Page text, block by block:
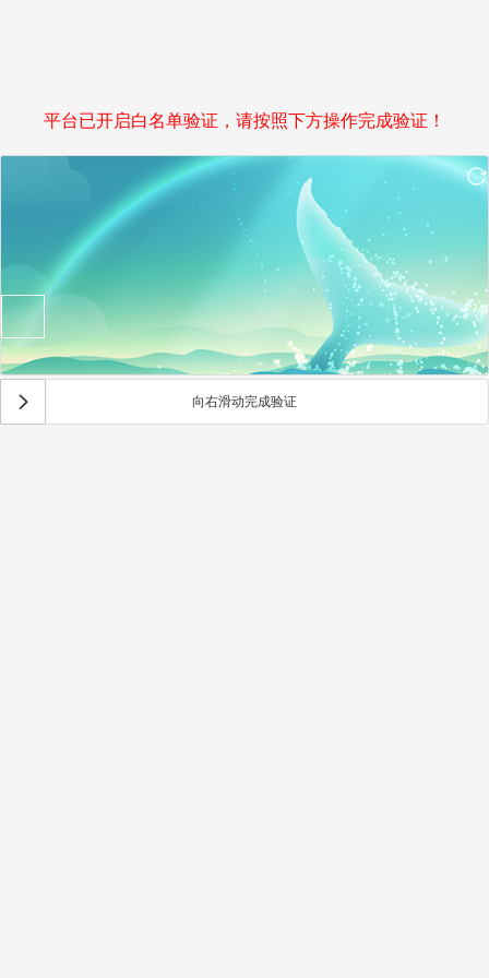
平台已开启白名单验证，请按照下方操作完成验证！
向右滑动完成验证